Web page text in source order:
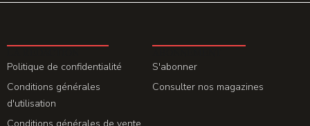
Politique de confidentialité
Conditions générales
d'utilisation
Conditions générales de vente
S'abonner
Consulter nos magazines